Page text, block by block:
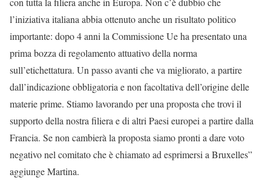
l’iniziativa italiana abbia ottenuto anche un risultato politico
importante: dopo 4 anni la Commissione Ue ha presentato una
prima bozza di regolamento attuativo della norma
sull’etichettatura. Un passo avanti che va migliorato, a partire
dall’indicazione obbligatoria e non facoltativa dell’origine delle
materie prime. Stiamo lavorando per una proposta che trovi il
supporto della nostra filiera e di altri Paesi europei a partire dalla
Francia. Se non cambierà la proposta siamo pronti a dare voto
negativo nel comitato che è chiamato ad esprimersi a Bruxelles”
aggiunge Martina.